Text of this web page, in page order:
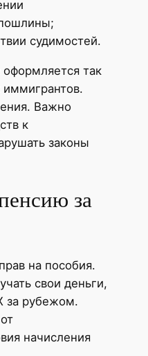
судимостей.
так
Важно
к
законы
за
на пособия.
свои деньги,
за рубежом.
начисления